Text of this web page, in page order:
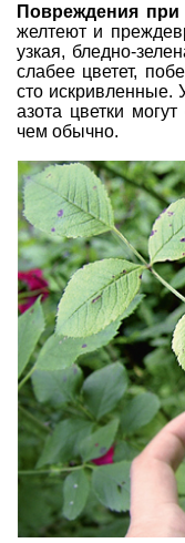
Повреждения при
желтеют и
узкая, бледно-
слабее цветет,
сто искривленные.
азота цветки
чем обычно.